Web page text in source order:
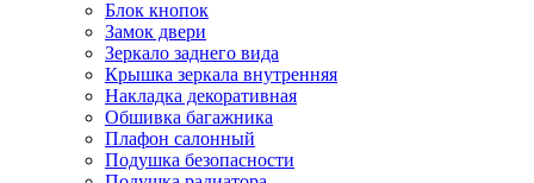
Блок кнопок
Замок двери
Зеркало заднего вида
Крышка зеркала внутренняя
Накладка декоративная
Обшивка багажника
Плафон салонный
Подушка безопасности